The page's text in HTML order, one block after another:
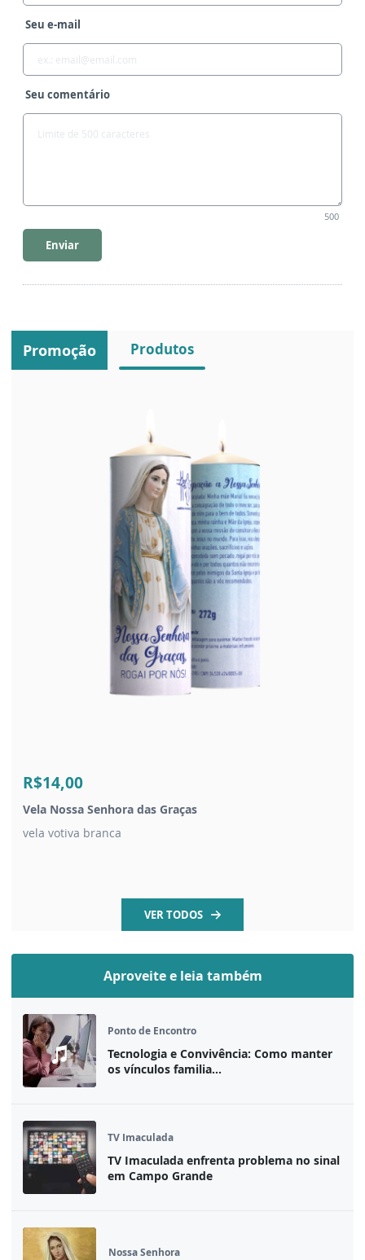
Seu e-mail
Seu comentário
500
Enviar
Promoção Produtos
R$14,00
Vela Nossa Senhora das Graças
vela votiva branca
VER TODOS
Aproveite e leia também
Ponto de Encontro
Tecnologia e Convivência: Como manter
os vínculos familia...
TV Imaculada
TV Imaculada enfrenta problema no sinal
em Campo Grande
Nossa Senhora